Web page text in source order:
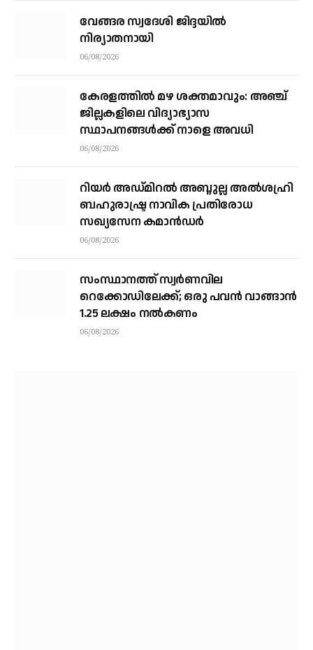
വേങ്ങര സ്വദേശി ജിദ്ദയിൽ
നിര്യാതനായി
06/08/2026
കേരളത്തില്‍ മഴ ശക്തമാവും: അഞ്ച്
ജില്ലകളിലെ വിദ്യാഭ്യാസ
സ്ഥാപനങ്ങള്‍ക്ക് നാളെ അവധി
06/08/2026
റിയര്‍ അഡ്മിറല്‍ അബ്ദുല്ല അല്‍ശഹ്രി
ബഹുരാഷ്ട്ര നാവിക പ്രതിരോധ
സഖ്യസേന കമാന്‍ഡര്‍
06/08/2026
സംസ്ഥാനത്ത് സ്വര്‍ണവില
റെക്കോഡിലേക്ക്; ഒരു പവന്‍ വാങ്ങാന്‍
1.25 ലക്ഷം നല്‍കണം
06/08/2026